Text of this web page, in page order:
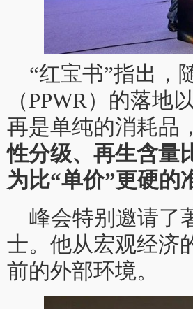
“红宝书”指出，
（PPWR）的落地
再是单纯的消耗品
性分级、再生含量
为比“单价”更硬的
峰会特别邀请了
士。他从宏观经济
前的外部环境。